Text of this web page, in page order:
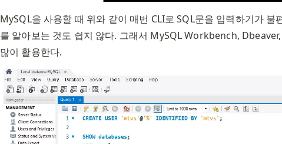
MySQL을 사용할 때 위와 같이 매번 CLI로 SQL문을 입력하기가 불
를 알아보는 것도 쉽지 않다. 그래서 MySQL Workbench,
많이 활용한다.